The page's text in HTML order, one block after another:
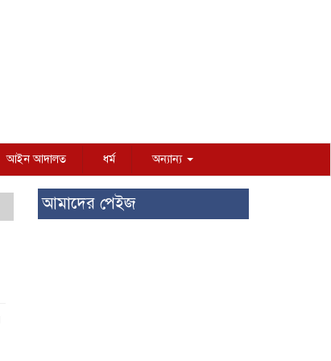
আইন আদালত ধর্ম অন্যান্য
আমাদের পেইজ